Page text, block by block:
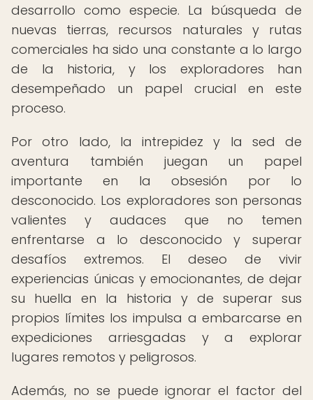
desarrollo como especie. La búsqueda de
nuevas tierras, recursos naturales y rutas
comerciales ha sido una constante a lo largo
de la historia, y los exploradores han
desempeñado un papel crucial en este
proceso.
Por otro lado, la intrepidez y la sed de
aventura también juegan un papel
importante en la obsesión por lo
desconocido. Los exploradores son personas
valientes y audaces que no temen
enfrentarse a lo desconocido y superar
desafíos extremos. El deseo de vivir
experiencias únicas y emocionantes, de dejar
su huella en la historia y de superar sus
propios límites los impulsa a embarcarse en
expediciones arriesgadas y a explorar
lugares remotos y peligrosos.
Además, no se puede ignorar el factor del